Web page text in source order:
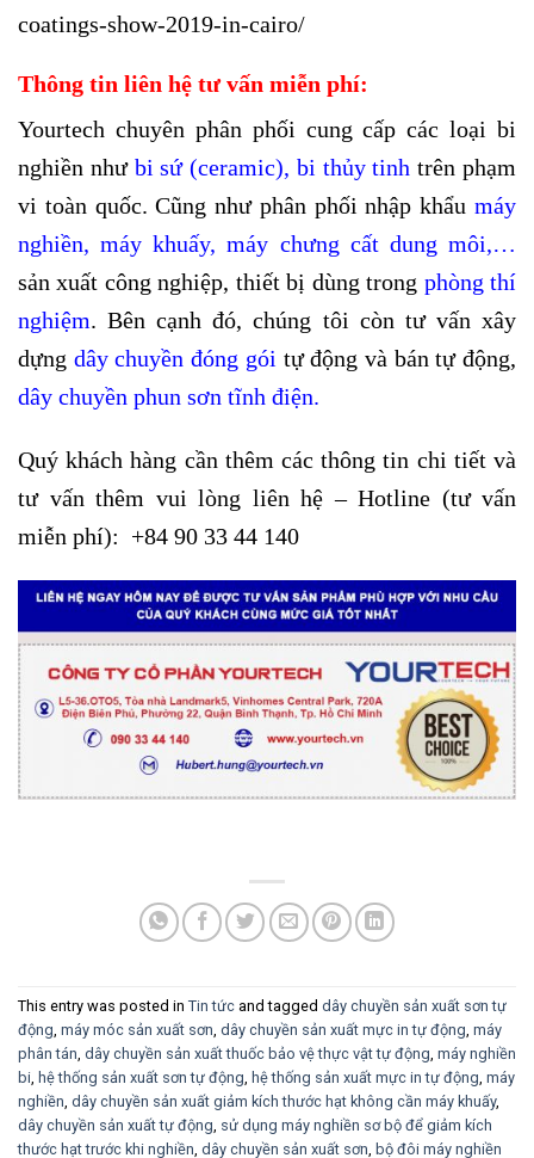
coatings-show-2019-in-cairo/
Thông tin liên hệ tư vấn miễn phí:
Yourtech chuyên phân phối cung cấp các loại bi
nghiền như bi sứ (ceramic), bi thủy tinh trên phạm
vi toàn quốc. Cũng như phân phối nhập khẩu máy
nghiền,máy khuấy,máy chưng cất dung môi,…
sản xuất công nghiệp, thiết bị dùng trong phòng thí
nghiệm. Bên cạnh đó, chúng tôi còn tư vấn xây
dựng dây chuyền đóng gói tự động và bán tự động,
dây chuyền phun sơn tĩnh điện.
Quý khách hàng cần thêm các thông tin chi tiết và
tư vấn thêm vui lòng liên hệ – Hotline (tư vấn
miễn phí): +84 90 33 44 140
This entry was posted in Tin tức and tagged dây chuyền sản xuất sơn tự
động, máy móc sản xuất sơn, dây chuyền sản xuất mực in tự động, máy
phân tán, dây chuyền sản xuất thuốc bảo vệ thực vật tự động, máy nghiền
bi, hệ thống sản xuất sơn tự động, hệ thống sản xuất mực in tự động, máy
nghiền, dây chuyền sản xuất giảm kích thước hạt không cần máy khuấy,
dây chuyền sản xuất tự động, sử dụng máy nghiền sơ bộ để giảm kích
thước hạt trước khi nghiền, dây chuyền sản xuất sơn, bộ đôi máy nghiền